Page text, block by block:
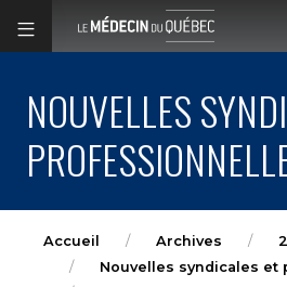
NOUVELLES
Accueil Archives
Nouvelles syndicales